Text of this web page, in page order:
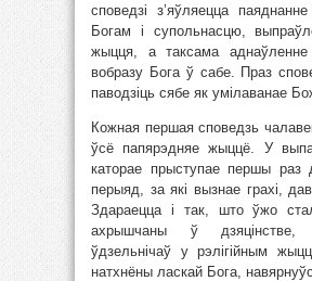
споведзі з’яўляецца
Богам і супольнасцю,
жыцця, а таксама аднаўленне
вобразу Бога ў сабе. Праз
паводзіць сябе як умілаванае
Кожная першая споведзь
ўсё папярэдняе жыццё. У
каторае прыступае першы раз
перыяд, за які вызнае грахі,
Здараецца і так, што ўжо
ахрышчаны ў
ўдзельнічаў у рэлігійным
натхнёны ласкай Бога,